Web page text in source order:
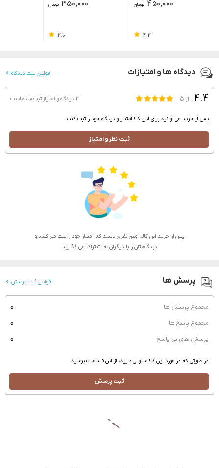
تومان 450,000
4.4
تومان 350,000
4.0
دیدگاه ها و امتیازات قوانین ثبت دیدگاه
4.4 از ۵ 3 دیدگاه و امتیاز ثبت شده است
پس از خرید می توانید برای این کالا امتیاز و دیدگاه خود را ثبت کنید.
ثبت نظر و امتیاز
پس از خرید این کالا، اولین نفری باشید که امتیاز خود را ثبت می کنید و
دیدگاهتان را با دیگران به اشتراک می گذارید
پرسش ها قوانین ثبت پرسش
مجموع پرسش ها 0
مجموع پاسخ ها 0
پرسش های بی پاسخ 0
در صورتی که در مورد این کالا سئوالی دارید، از این قسمت بپرسید
ثبت پرسش